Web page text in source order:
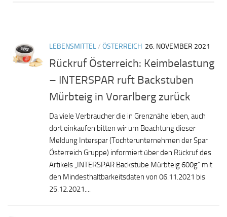
LEBENSMITTEL/ ÖSTERREICH 26. NOVEMBER 2021
Rückruf Österreich: Keimbelastung
– INTERSPAR ruft Backstuben
Mürbteig in Vorarlberg zurück
Da viele Verbraucher die in Grenznähe leben, auch
dort einkaufen bitten wir um Beachtung dieser
Meldung Interspar (Tochterunternehmen der Spar
Österreich Gruppe) informiert über den Rückruf des
Artikels „INTERSPAR Backstube Mürbteig 600g“ mit
den Mindesthaltbarkeitsdaten von 06.11.2021 bis
25.12.2021....